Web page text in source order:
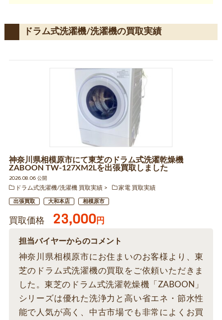
ドラム式洗濯機/洗濯機の買取実績
神奈川県相模原市にて東芝のドラム式洗濯乾燥機
ZABOON TW-127XM2Lを出張買取しました
2026.08.06 公開
ドラム式洗濯機/洗濯機 買取実績
家電 買取実績
出張買取 大和本店 相模原市
買取価格 23,000円
担当バイヤーからのコメント
神奈川県相模原市にお住まいのお客様より、東
芝のドラム式洗濯機の買取をご依頼いただきま
した。東芝のドラム式洗濯乾燥機「ZABOON」
シリーズは優れた洗浄力と高い省エネ・節水性
能で人気が高く、中古市場でも非常によくお買